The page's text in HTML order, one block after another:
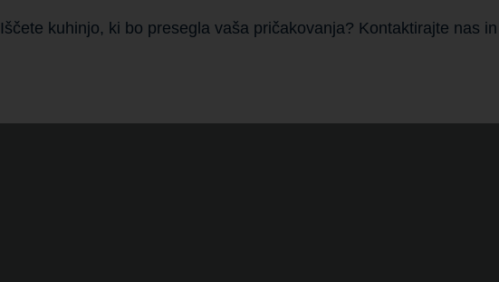
Iščete kuhinjo, ki bo presegla vaša pričakovanja? Kontaktirajte nas